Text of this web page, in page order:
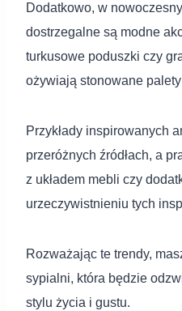
Dodatkowo, w
dostrzegalne są modne
turkusowe poduszki czy
ożywiają stonowane
Przykłady inspirowanych
przeróżnych źródłach, a
z układem mebli czy
urzeczywistnieniu tych
Rozważając te trendy,
sypialni, która będzie
stylu życia i gustu.